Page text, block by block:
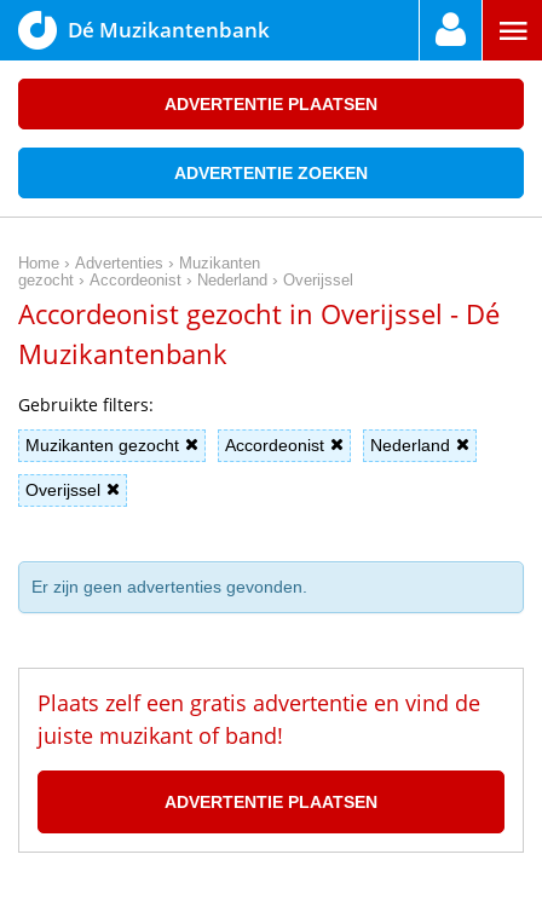
Dé Muzikantenbank
ADVERTENTIE PLAATSEN
ADVERTENTIE ZOEKEN
Home › Advertenties › Muzikanten
gezocht › Accordeonist › Nederland › Overijssel
Accordeonist gezocht in Overijssel - Dé
Muzikantenbank
Gebruikte filters:
Muzikanten gezocht Accordeonist Nederland
Overijssel
Er zijn geen advertenties gevonden.
Plaats zelf een gratis advertentie en vind de
juiste muzikant of band!
ADVERTENTIE PLAATSEN